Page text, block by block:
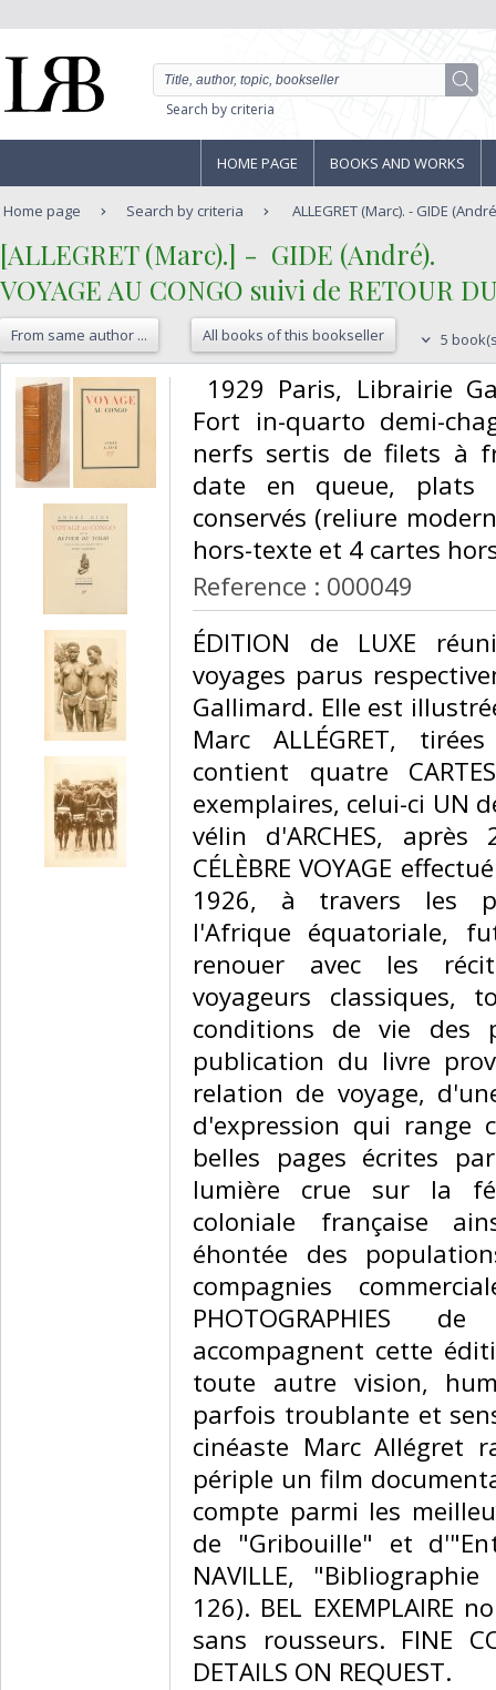
Search by criteria
HOME PAGE BOOKS AND WORKS
Home page Search by criteria ALLEGRET (Marc). - GIDE
‎[ALLEGRET (Marc).] - ‎ ‎GIDE (André). ‎
‎VOYAGE AU CONGO suivi de RETOUR
From same author ... All books of this bookseller 5
1929 Paris, Librairie
Fort in-quarto demi-
nerfs sertis de filets à
date en queue,
conservés (reliure
hors-texte et 4 cartes
Reference : 000049
‎ÉDITION de LUXE
voyages parus
Gallimard. Elle est
Marc ALLÉGRET,
contient quatre
exemplaires, celui-ci UN
vélin d'ARCHES,
CÉLÈBRE VOYAGE
1926, à travers les
l'Afrique équatoriale,
renouer avec les
voyageurs
conditions de vie des
publication du livre
relation de voyage,
d'expression qui range
belles pages écrites
lumière crue sur la
coloniale française
éhontée des
compagnies
PHOTOGRAPHIES
accompagnent cette
toute autre vision,
parfois troublante et
cinéaste Marc Allégret
périple un film
compte parmi les
de "Gribouille" et
NAVILLE,
126). BEL EXEMPLAIRE
sans rousseurs. FINE
DETAILS ON REQUEST. ‎